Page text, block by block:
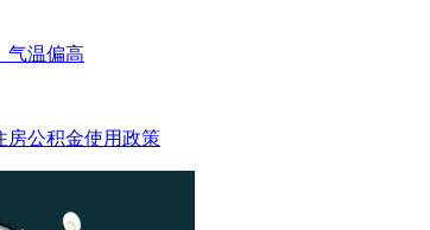
气温偏高
房公积金使用政策